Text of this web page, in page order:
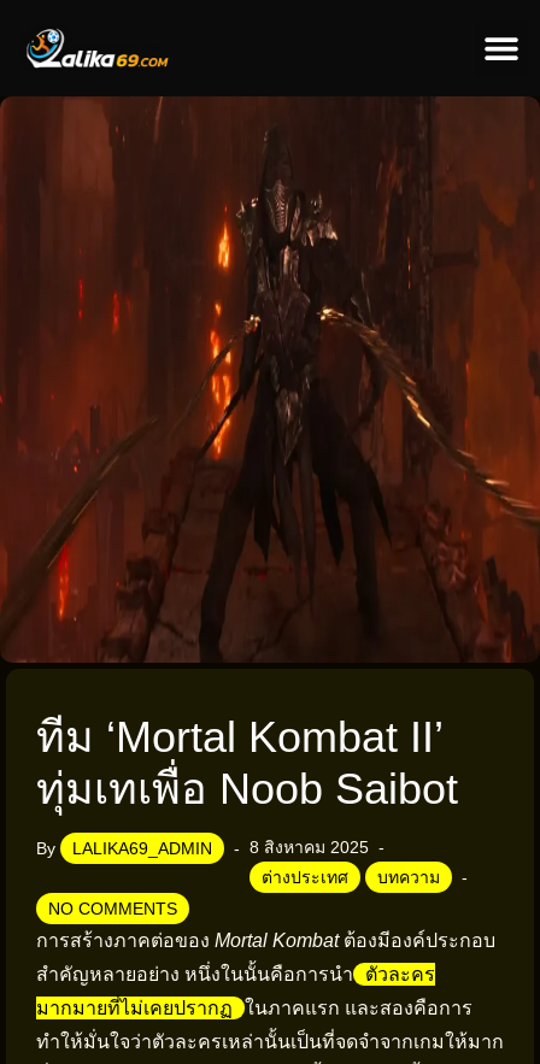
ทีม ‘Mortal Kombat II’
ทุ่มเทเพื่อ Noob Saibot
By LALIKA69_ADMIN
8 สิงหาคม 2025
ต่างประเทศ
บทความ
NO COMMENTS
การสร้างภาคต่อของ Mortal Kombatต้องมีองค์ประกอบ
สำคัญหลายอย่าง หนึ่งในนั้นคือการนำ
ตัวละคร
มากมายที่ไม่เคยปรากฏ
ในภาคแรก และสองคือการ
ทำให้มั่นใจว่าตัวละครเหล่านั้นเป็นที่จดจำจากเกมให้มาก